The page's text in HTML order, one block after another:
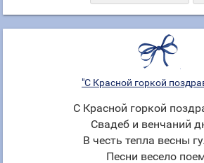
"С Красной горкой
С Красной горкой
Свадеб и венчаний
В честь тепла весны
Песни весело